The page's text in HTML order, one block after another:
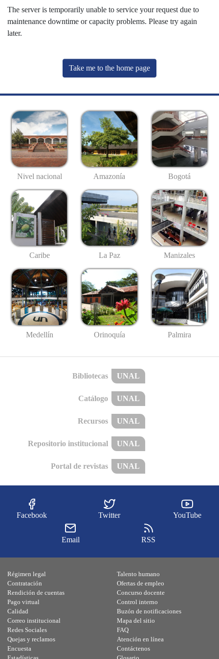
The server is temporarily unable to service your request due to
maintenance downtime or capacity problems. Please try again
later.
Take me to the home page
Nivel nacional Amazonía Bogotá
Caribe La Paz Manizales
Medellín Orinoquía Palmira
Bibliotecas UNAL
Catálogo UNAL
Recursos UNAL
Repositorio institucional UNAL
Portal de revistas UNAL
Facebook Twitter YouTube
Email RSS
Régimen legal
Contratación
Rendición de cuentas
Pago virtual
Calidad
Talento humano
Ofertas de empleo
Concurso docente
Control interno
Buzón de notificaciones
Correo institucional
Redes Sociales
Quejas y reclamos
Encuesta
Mapa del sitio
FAQ
Atención en línea
Contáctenos